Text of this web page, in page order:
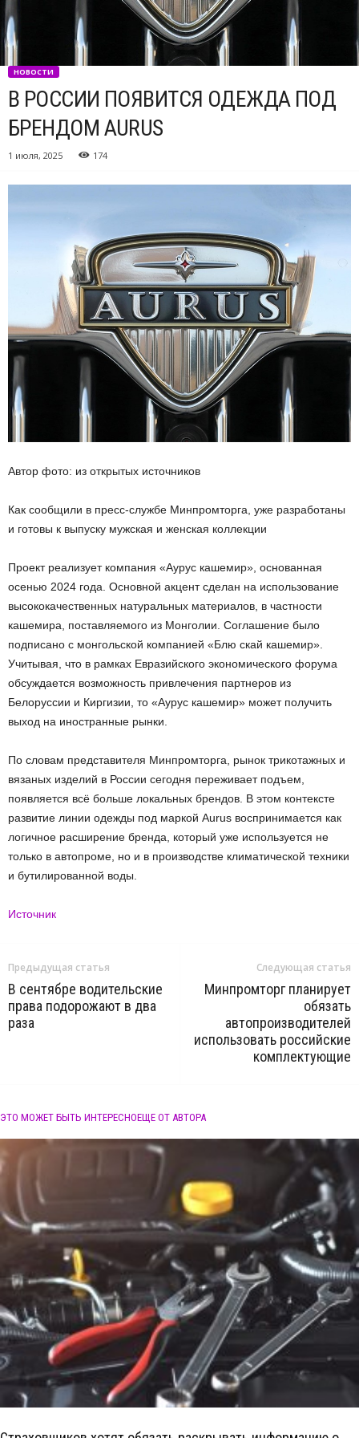
НОВОСТИ
В РОССИИ ПОЯВИТСЯ ОДЕЖДА ПОД
БРЕНДОМ AURUS
1 июля, 2025 174
Автор фото: из открытых источников
Как сообщили в пресс-службе Минпромторга, уже разработаны
и готовы к выпуску мужская и женская коллекции
Проект реализует компания «Аурус кашемир», основанная
осенью 2024 года. Основной акцент сделан на использование
высококачественных натуральных материалов, в частности
кашемира, поставляемого из Монголии. Соглашение было
подписано с монгольской компанией «Блю скай кашемир».
Учитывая, что в рамках Евразийского экономического форума
обсуждается возможность привлечения партнеров из
Белоруссии и Киргизии, то «Аурус кашемир» может получить
выход на иностранные рынки.
По словам представителя Минпромторга, рынок трикотажных и
вязаных изделий в России сегодня переживает подъем,
появляется всё больше локальных брендов. В этом контексте
развитие линии одежды под маркой Aurus воспринимается как
логичное расширение бренда, который уже используется не
только в автопроме, но и в производстве климатической техники
и бутилированной воды.
Источник
Предыдущая статья
В сентябре водительские
права подорожают в два
раза
Следующая статья
Минпромторг планирует
обязать
автопроизводителей
использовать российские
комплектующие
ЭТО МОЖЕТ БЫТЬ ИНТЕРЕСНОЕЩЕ ОТ АВТОРА